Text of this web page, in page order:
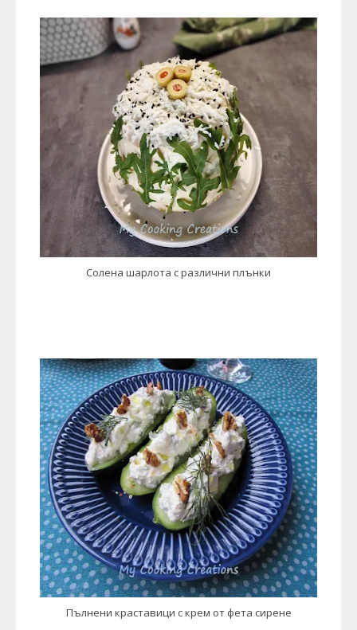
Солена шарлота с различни плънки
Пълнени краставици с крем от фета сирене